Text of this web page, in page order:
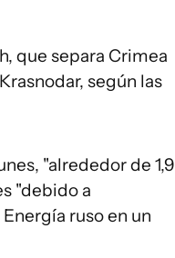
que separa Crimea
según las
"alrededor de 1,9
"debido a
ruso en un